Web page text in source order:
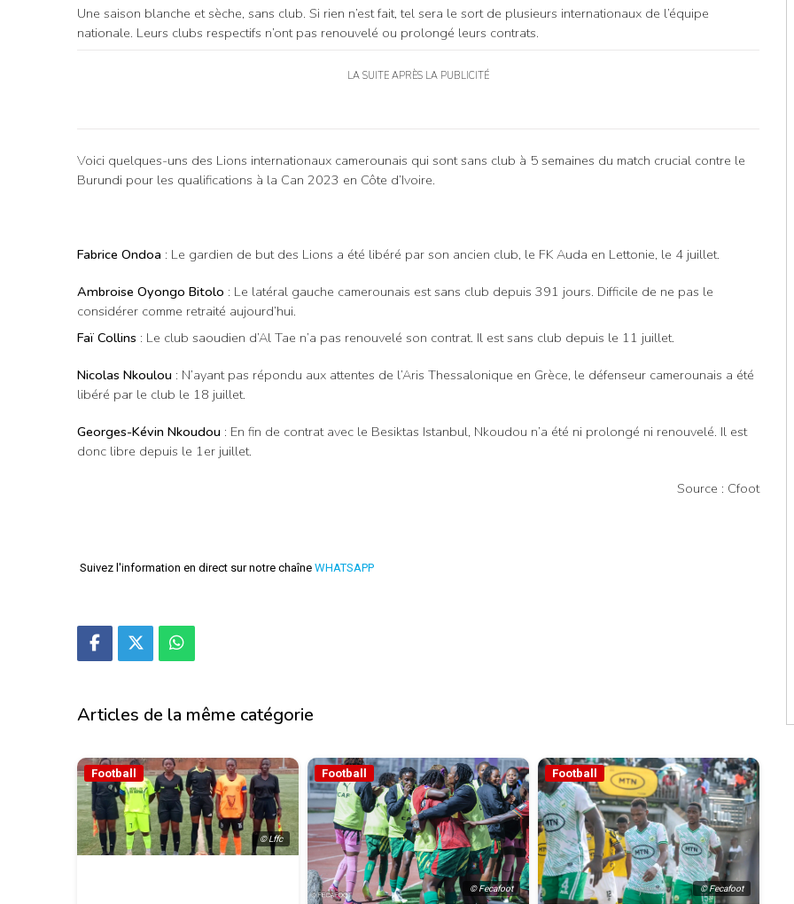
Une saison blanche et sèche, sans club. Si rien n’est fait, tel sera le sort de plusieurs internationaux de l’équipe
nationale. Leurs clubs respectifs n’ont pas renouvelé ou prolongé leurs contrats.
LA SUITE APRÈS LA PUBLICITÉ
Voici quelques-uns des Lions internationaux camerounais qui sont sans club à 5 semaines du match crucial contre le
Burundi pour les qualifications à la Can 2023 en Côte d’Ivoire. ︎
Fabrice Ondoa : Le gardien de but des Lions a été libéré par son ancien club, le FK Auda en Lettonie, le 4 juillet.
Ambroise Oyongo Bitolo : Le latéral gauche camerounais est sans club depuis 391 jours. Difficile de ne pas le
considérer comme retraité aujourd’hui.
Faï Collins : Le club saoudien d’Al Tae n’a pas renouvelé son contrat. Il est sans club depuis le 11 juillet.
Nicolas Nkoulou : N’ayant pas répondu aux attentes de l’Aris Thessalonique en Grèce, le défenseur camerounais a été
libéré par le club le 18 juillet.
Georges-Kévin Nkoudou : En fin de contrat avec le Besiktas Istanbul, Nkoudou n’a été ni prolongé ni renouvelé. Il est
donc libre depuis le 1er juillet.
Source : Cfoot
Suivez l'information en direct sur notre chaîne WHATSAPP
Articles de la même catégorie
© Lffc
Football
© Fecafoot
Football
© Fecafoot
Football